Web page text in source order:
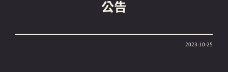
公告
2023-10-25